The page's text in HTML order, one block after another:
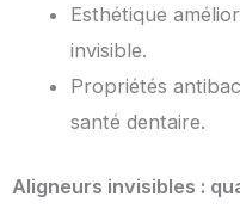
Esthétique
invisible.
Propriétés
santé dentaire.
Aligneurs invisibles :